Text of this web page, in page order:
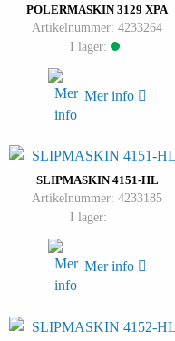
POLERMASKIN 3129 XPA
Artikelnummer: 4233264
I lager:
Mer info
SLIPMASKIN 4151-HL
Artikelnummer: 4233185
I lager:
Mer info